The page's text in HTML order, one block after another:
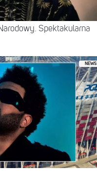
Spektakularna
NEWS